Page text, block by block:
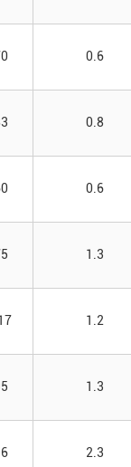
0.6
0.8
0.6
1.3
1.2
1.3
2.3